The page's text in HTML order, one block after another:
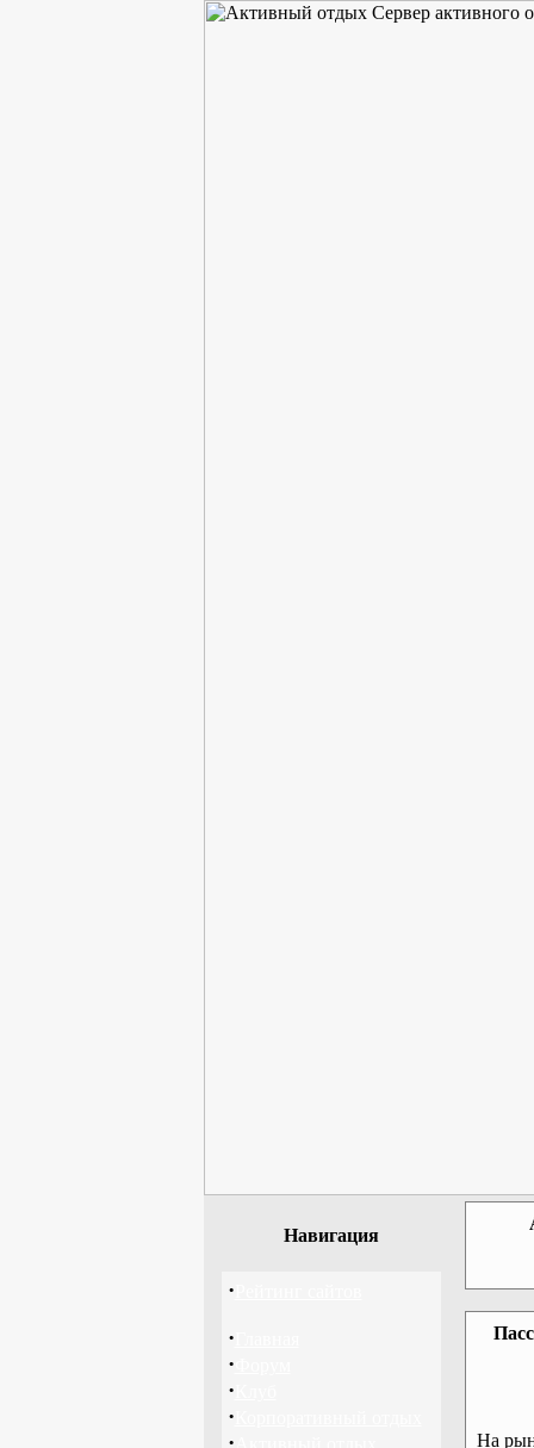
Навигация
·
·
·
·
·
·
На